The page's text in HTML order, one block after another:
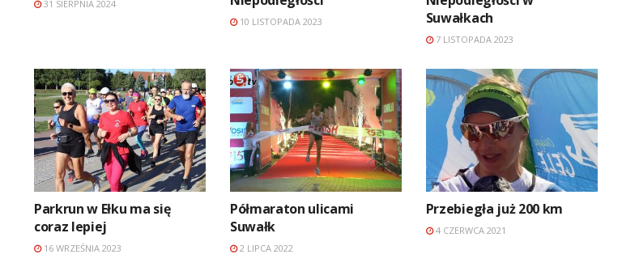
31 SIERPNIA 2024
10 LISTOPADA 2023
Suwałkach
7 LISTOPADA 2023
Parkrun w Ełku ma się
coraz lepiej
16 WRZEŚNIA 2023
Półmaraton ulicami
Suwałk
2 LIPCA 2022
Przebiegła już 200 km
4 CZERWCA 2021